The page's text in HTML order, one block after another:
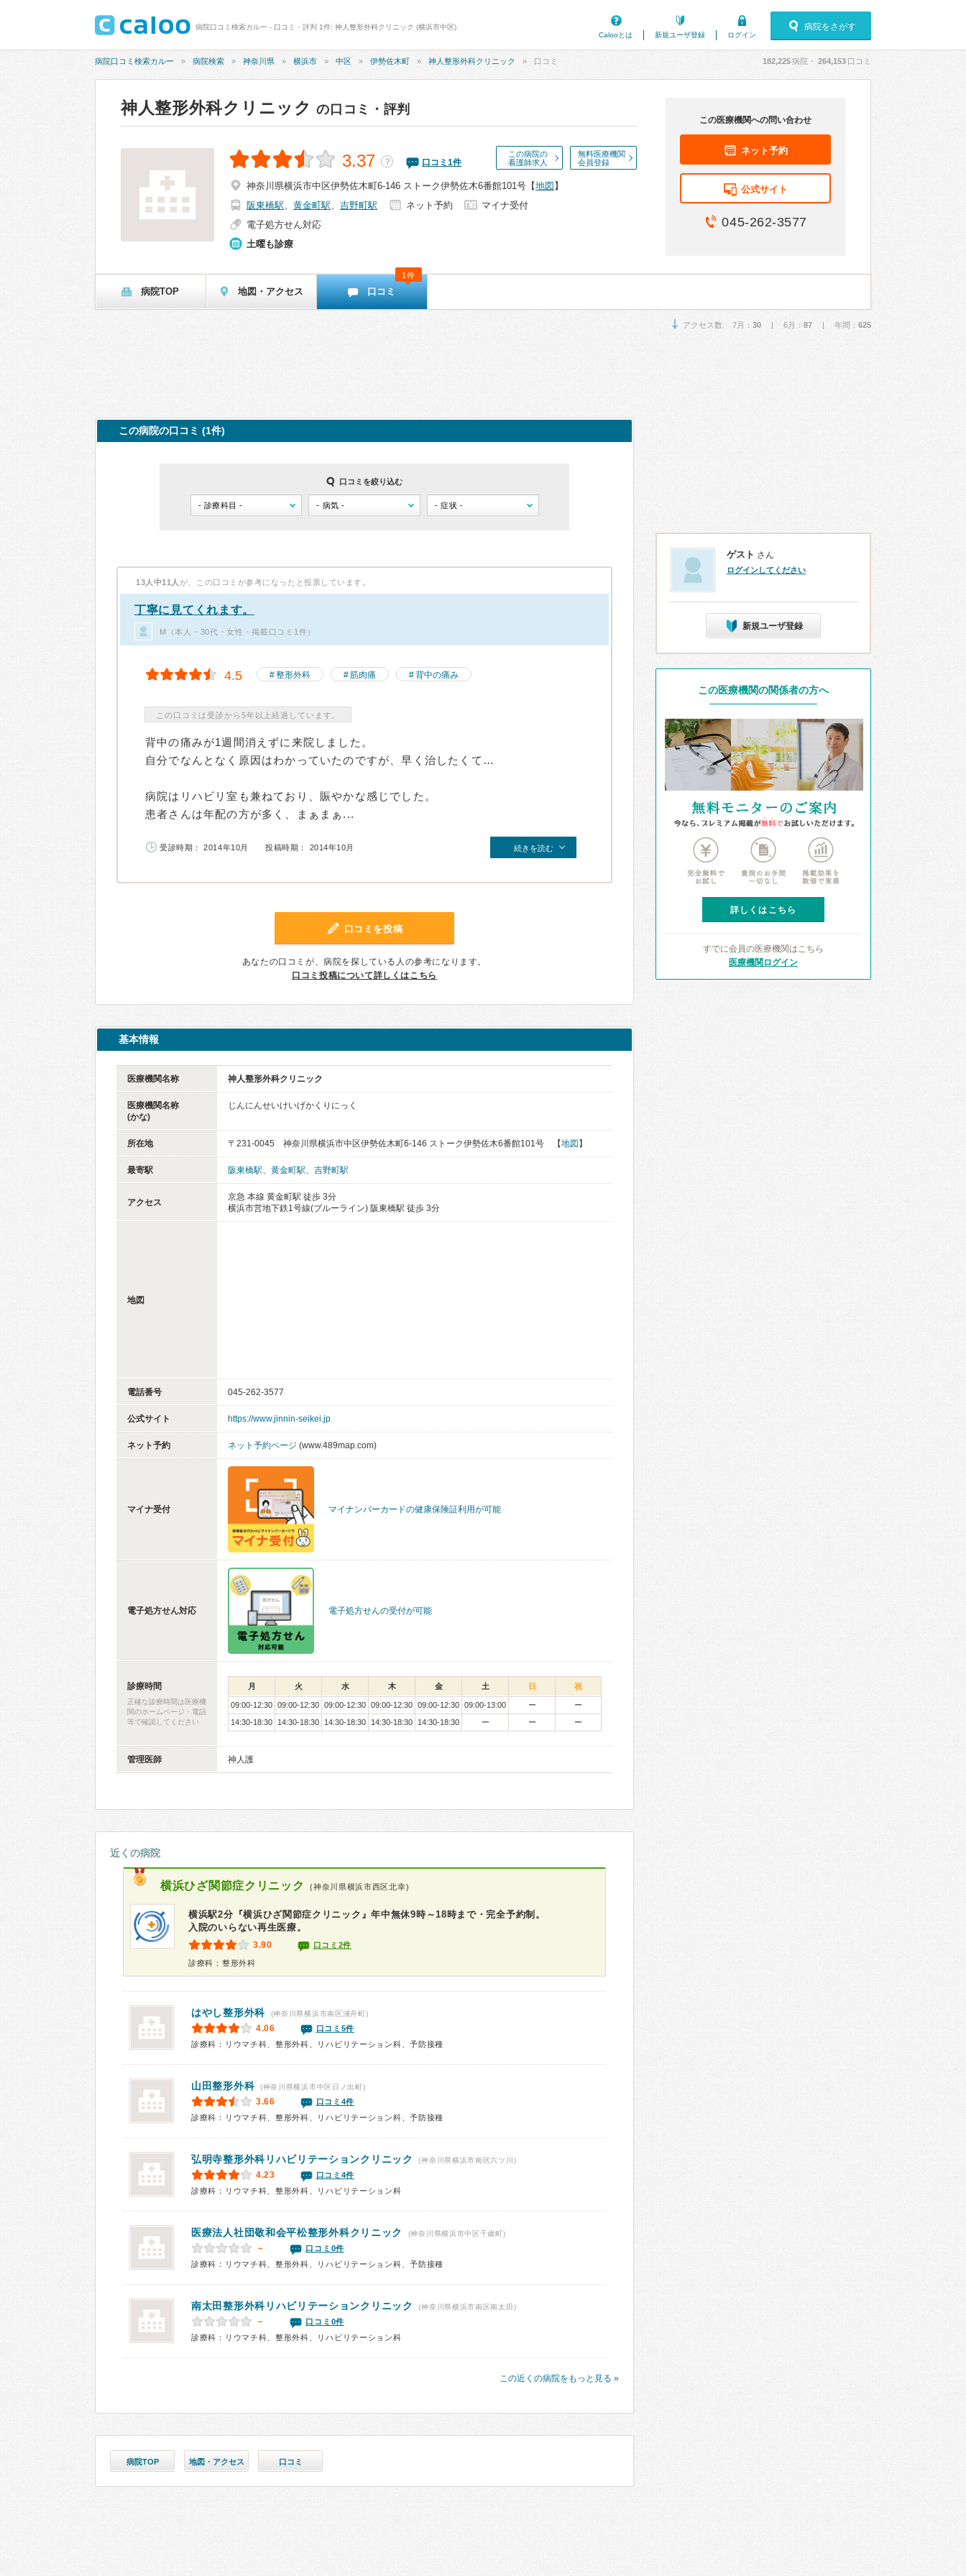
病院口コミ検索カルー - 口コミ・評判 1件: 神人整形外科クリニック (横浜市中区)
Calooとは
新規ユーザ登録 ログイン
病院をさがす
病院口コミ検索カルー 病院検索 神奈川県 横浜市 中区 伊勢佐木町 神人整形外科クリニック 口コミ 182,225病院・ 264,153 口コミ
神人整形外科クリニック の口コミ・評判
この病院の
看護師求人
無料医療機関
会員登録
3.37 ？ 口コミ 1件
神奈川県横浜市中区伊勢佐木町6-146 ストーク伊勢佐木6番館101号 【地図 】
阪東橋駅、 黄金町駅、 吉野町駅 ネット予約
マイナ受付
電子処方せん対応
土曜も診療
この医療機関への問い合わせ
ネット予約
公式サイト
045-262-3577
病院TOP 地図・アクセス 口コミ
1件
アクセス数 7月： 30 | 6月： 87 | 年間： 625
この病院の口コミ (1件)
口コミを絞り込む
13人中11人 が、この口コミが参考になったと投票しています。
丁寧に見てくれます。
M（本人・30代・女性・掲載口コミ1件）
4.5 整形外科 筋肉痛 背中の痛み
この口コミは受診から5年以上経過しています。
背中の痛みが1週間消えずに来院しました。
自分でなんとなく原因はわかっていたのですが、早く治したくて…
病院はリハビリ室も兼ねており、賑やかな感じでした。
患者さんは年配の方が多く、まぁまぁ...
受診時期： 2014年10月 投稿時期： 2014年10月 続きを読む
口コミを投稿
あなたの口コミが、病院を探している人の参考になります。
口コミ投稿について詳しくはこちら
基本情報
医療機関名称 神人整形外科クリニック
医療機関名称
(かな)
じんにんせいけいげかくりにっく
所在地 〒231-0045 神奈川県横浜市中区伊勢佐木町6-146 ストーク伊勢佐木6番館101号 【地図 】
最寄駅 阪東橋駅、 黄金町駅、 吉野町駅
アクセス
京急 本線 黄金町駅 徒歩 3分
横浜市営地下鉄1号線(ブルーライン) 阪東橋駅 徒歩 3分
地図
電話番号 045-262-3577
公式サイト https://www.jinnin-seikei.jp
ネット予約 ネット予約ページ (www.489map.com)
マイナ受付 マイナンバーカードの健康保険証利用が可能
電子処方せん対応 電子処方せんの受付が可能
診療時間
正確な診療時間は医療機
関のホームページ・電話
等で確認してください
月 火 水 木 金 土 日 祝
09:00-12:30 09:00-12:30 09:00-12:30 09:00-12:30 09:00-12:30 09:00-13:00 ー
ー
14:30-18:30
14:30-18:30 14:30-18:30 14:30-18:30 14:30-18:30 ー ー ー
管理医師 神人護
近くの病院
横浜ひざ関節症クリニック (神奈川県横浜市西区北幸)
横浜駅2分『横浜ひざ関節症クリニック』年中無休9時～18時まで・完全予約制。
入院のいらない再生医療。
3.90 口コミ2件
診療科：整形外科
はやし整形外科 (神奈川県横浜市南区浦舟町)
4.06
口コミ5件
診療科：リウマチ科、整形外科、リハビリテーション科、予防接種
山田整形外科 (神奈川県横浜市中区日ノ出町)
3.66
口コミ4件
診療科：リウマチ科、整形外科、リハビリテーション科、予防接種
弘明寺整形外科リハビリテーションクリニック (神奈川県横浜市南区六ツ川)
4.23
口コミ4件
診療科：リウマチ科、整形外科、リハビリテーション科
医療法人社団敬和会平松整形外科クリニック (神奈川県横浜市中区千歳町)
－
口コミ0件
診療科：リウマチ科、整形外科、リハビリテーション科、予防接種
南太田整形外科リハビリテーションクリニック (神奈川県横浜市南区南太田)
－
口コミ0件
診療科：リウマチ科、整形外科、リハビリテーション科
この近くの病院をもっと見る »
病院TOP 地図・アクセス 口コミ
ゲスト さん
ログインしてください
新規ユーザ登録
この医療機関の関係者の方へ
詳しくはこちら
すでに会員の医療機関はこちら
医療機関ログイン